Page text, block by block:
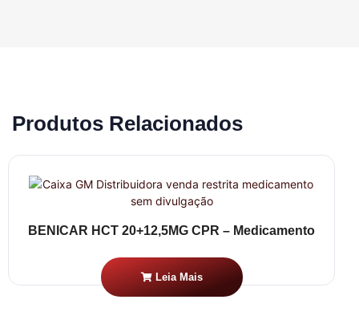
Produtos Relacionados
BENICAR HCT 20+12,5MG CPR – Medicamento
Leia Mais